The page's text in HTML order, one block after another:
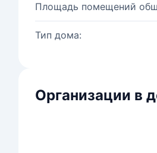
Площадь помещений
Тип дома:
Организации в